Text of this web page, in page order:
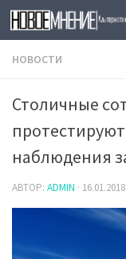
Skip to content
НОВОСТИ
Столичные
наблюдения
АВТОР: ADMIN · 16.01.2018